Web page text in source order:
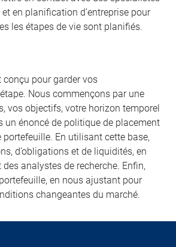
en planification d’entreprise pour
les étapes de vie sont planifiés.
conçu pour garder vos
Nous commençons par une
vos objectifs, votre horizon temporel
un énoncé de politique de placement
En utilisant cette base,
d’obligations et de liquidités, en
analystes de recherche. Enfin,
en nous ajustant pour
changeantes du marché.